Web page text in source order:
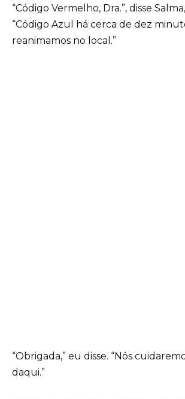
“Código Vermelho, Dra.”, disse
“Código Azul há cerca de dez
reanimamos no local.”
“Obrigada,” eu disse. “Nós
daqui.”